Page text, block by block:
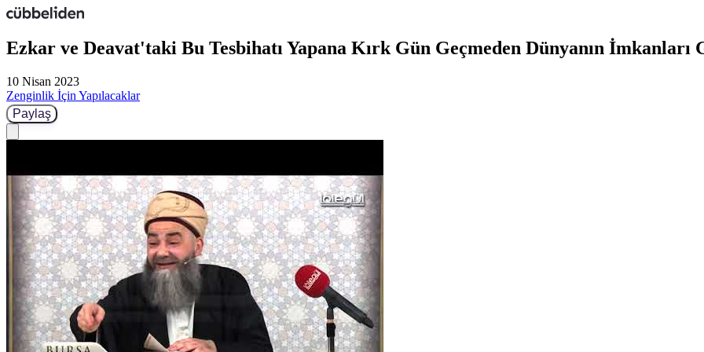
Ezkar ve Deavat'taki Bu Tesbihatı Yapana Kırk Gün Geçmeden Dünyanın İmkanları
10 Nisan 2023
Zenginlik İçin Yapılacaklar
Paylaş